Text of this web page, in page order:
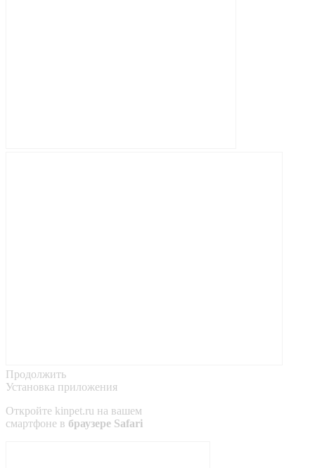
Продолжить
Установка приложения
Откройте kinpet.ru на вашем
смартфоне в браузере Safari